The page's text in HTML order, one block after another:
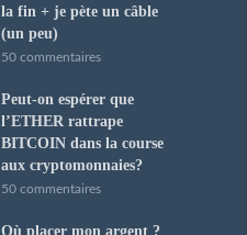
la fin + je pète un câble
(un peu)
50 commentaires
Peut-on espérer que
l’ETHER rattrape
BITCOIN dans la course
aux cryptomonnaies?
50 commentaires
Où placer mon argent ?